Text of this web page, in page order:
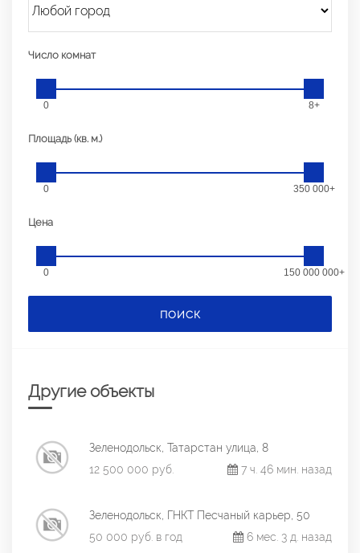
Число комнат
0 8+
Площадь (кв. м.)
0 350 000+
Цена
0 150 000 000+
ПОИСК
Другие объекты
Зеленодольск, Татарстан улица, 8
12 500 000 руб.
7 ч. 46 мин. назад
Зеленодольск, ГНКТ Песчаный карьер, 50
50 000 руб. в год
6 мес. 3 д. назад